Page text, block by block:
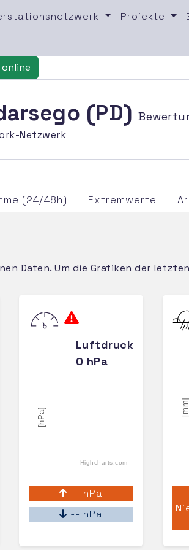
Projekte
online
(PD)
Netzwerk
(24/48h) Extremwerte
Daten. Um die Grafiken der
Luftdruck
0 hPa
[hPa]
Highcharts.com
-- hPa
-- hPa
[mm]